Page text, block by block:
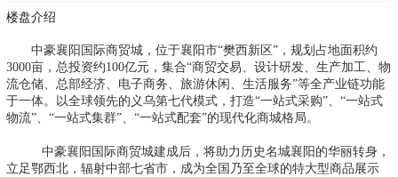
楼盘介绍
中豪襄阳国际商贸城，位于襄阳市“樊西新区”，规划占地面积约
3000亩，总投资约100亿元，集合“商贸交易、设计研发、生产加工、物
流仓储、总部经济、电子商务、旅游休闲、生活服务”等全产业链功能
于一体。以全球领先的义乌第七代模式，打造“一站式采购”、“一站式
物流”、“一站式集群”、“一站式配套”的现代化商城格局。
中豪襄阳国际商贸城建成后，将助力历史名城襄阳的华丽转身，
立足鄂西北，辐射中部七省市，成为全国乃至全球的特大型商品展示